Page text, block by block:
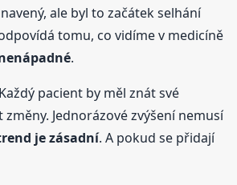
ale byl to začátek selhání
tomu, co vidíme v medicíně
.
Každý pacient by měl znát své
Jednorázové zvýšení nemusí
je zásadní. A pokud se přidají